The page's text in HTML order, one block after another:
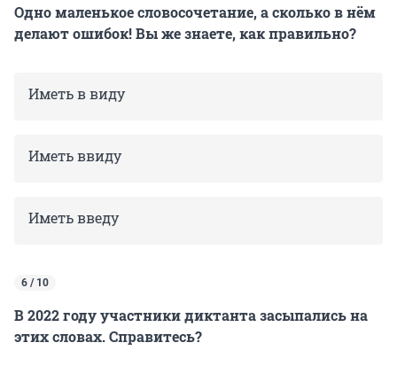
Одно маленькое словосочетание, а сколько в нём
делают ошибок! Вы же знаете, как правильно?
Иметь в виду
Иметь ввиду
Иметь введу
6 / 10
В 2022 году участники диктанта засыпались на
этих словах. Справитесь?